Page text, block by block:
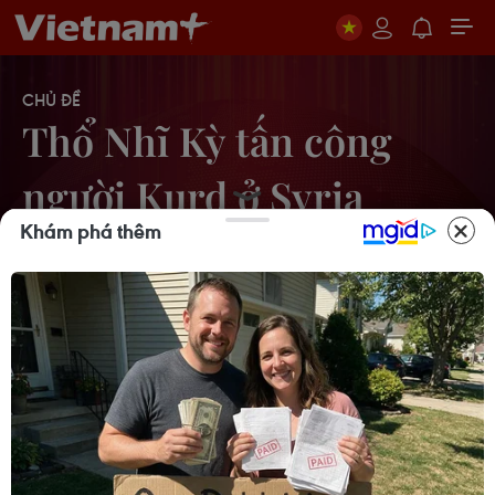
CHỦ ĐỀ
Thổ Nhĩ Kỳ tấn công
người Kurd ở Syria
Thổ Nhĩ Kỳ tiến hành không kích khu
vực người Kurd ở Syria
05/10/2023 09:03
Thổ Nhĩ Kỳ thông báo tiêu diệt 21
Khám phá thêm